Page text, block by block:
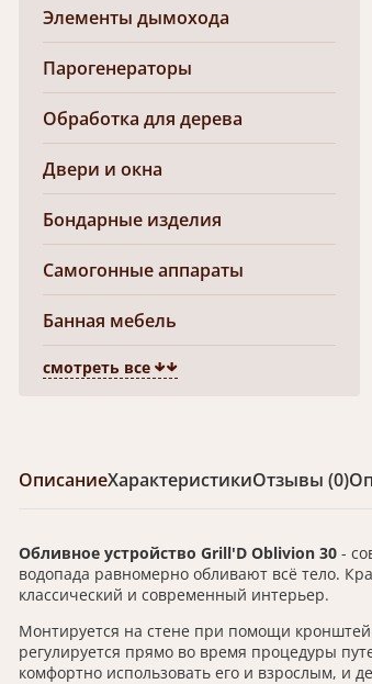
Элементы дымохода
Парогенераторы
Обработка для дерева
Двери и окна
Бондарные изделия
Самогонные аппараты
Банная мебель
смотреть все
ОписаниеХарактеристикиОтзывы (0)
Обливное устройство Grill'D Oblivion 30 -
водопада равномерно обливают всё тело.
классический и современный интерьер.
Монтируется на стене при помощи
регулируется прямо во время процедуры
комфортно использовать его и взрослым, и